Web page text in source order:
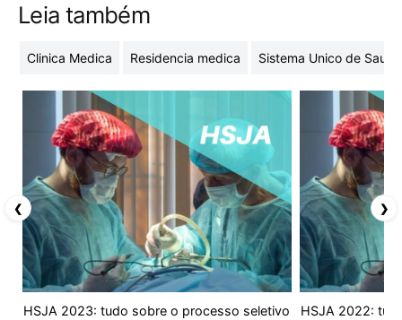
Leia também
Clinica Medica Residencia medica Sistema Unico de
HSJA 2023: tudo sobre o processo seletivo
HSJA 2022:
❮ ❯